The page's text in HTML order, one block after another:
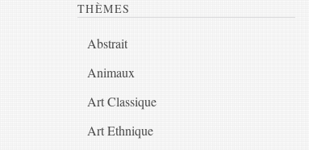
THÈMES
Abstrait
Animaux
Art Classique
Art Ethnique